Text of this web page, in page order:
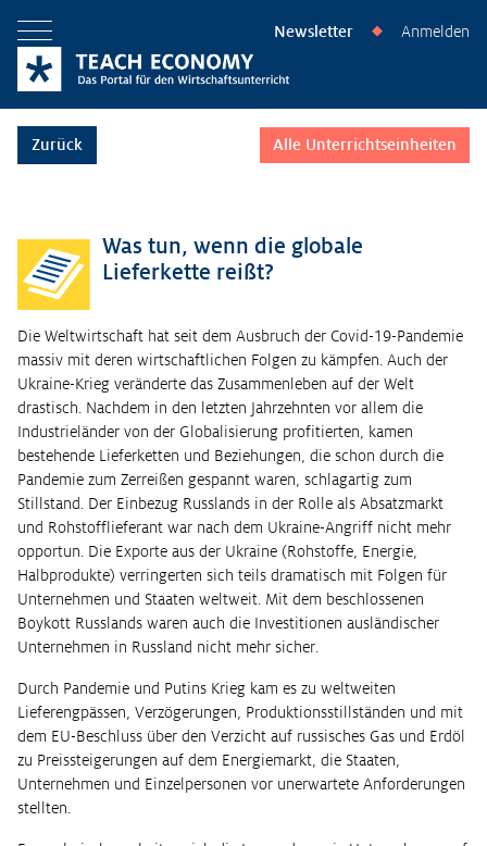
Menü öffnen Newsletter ◆ Anmelden
Zurück Alle Unterrichtseinheiten
Was tun, wenn die globale
Lieferkette reißt?
Die Weltwirtschaft hat seit dem Ausbruch der Covid-19-Pandemie
massiv mit deren wirtschaftlichen Folgen zu kämpfen. Auch der
Ukraine-Krieg veränderte das Zusammenleben auf der Welt
drastisch. Nachdem in den letzten Jahrzehnten vor allem die
Industrieländer von der Globalisierung profitierten, kamen
bestehende Lieferketten und Beziehungen, die schon durch die
Pandemie zum Zerreißen gespannt waren, schlagartig zum
Stillstand. Der Einbezug Russlands in der Rolle als Absatzmarkt
und Rohstofflieferant war nach dem Ukraine-Angriff nicht mehr
opportun. Die Exporte aus der Ukraine (Rohstoffe, Energie,
Halbprodukte) verringerten sich teils dramatisch mit Folgen für
Unternehmen und Staaten weltweit. Mit dem beschlossenen
Boykott Russlands waren auch die Investitionen ausländischer
Unternehmen in Russland nicht mehr sicher.
Durch Pandemie und Putins Krieg kam es zu weltweiten
Lieferengpässen, Verzögerungen, Produktionsstillständen und mit
dem EU-Beschluss über den Verzicht auf russisches Gas und Erdöl
zu Preissteigerungen auf dem Energiemarkt, die Staaten,
Unternehmen und Einzelpersonen vor unerwartete Anforderungen
stellten.